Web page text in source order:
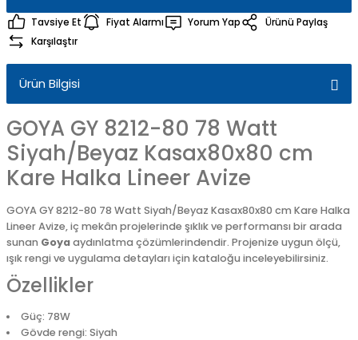
Tavsiye Et Fiyat Alarmı Yorum Yap
Ürünü Paylaş
Karşılaştır
Ürün Bilgisi
GOYA GY 8212-80 78 Watt
Siyah/Beyaz Kasax80x80 cm
Kare Halka Lineer Avize
GOYA GY 8212-80 78 Watt Siyah/Beyaz Kasax80x80 cm Kare Halka
Lineer Avize, iç mekân projelerinde şıklık ve performansı bir arada
sunan Goyaaydınlatma çözümlerindendir. Projenize uygun ölçü,
ışık rengi ve uygulama detayları için kataloğu inceleyebilirsiniz.
Özellikler
Güç: 78W
Gövde rengi: Siyah